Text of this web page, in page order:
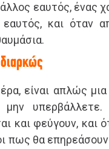
εαυτός, ένας
και όταν
διαρκώς
είναι απλώς
μην υπερβάλλετε.
και φεύγουν, και
πως θα